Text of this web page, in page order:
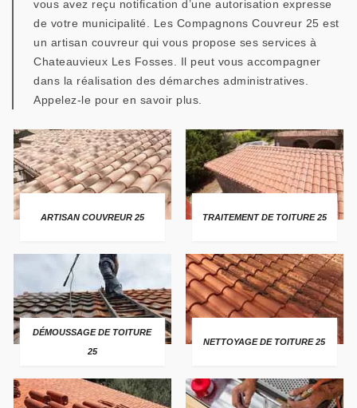
vous avez reçu notification d’une autorisation expresse
de votre municipalité. Les Compagnons Couvreur 25 est
un artisan couvreur qui vous propose ses services à
Chateauvieux Les Fosses. Il peut vous accompagner
dans la réalisation des démarches administratives.
Appelez-le pour en savoir plus.
ARTISAN COUVREUR 25 TRAITEMENT DE TOITURE 25
DÉMOUSSAGE DE TOITURE
25
NETTOYAGE DE TOITURE 25